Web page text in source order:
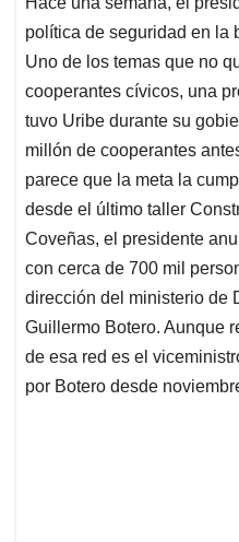
s
A
p
p
b
o
o
k
e
d
I
n
l
a
d
s
política de seguridad en la
Uno de los temas que no
cooperantes cívicos, una
tuvo Uribe durante su
millón de cooperantes
parece que la meta la
desde el último taller
Coveñas, el presidente
con cerca de 700 mil
dirección del ministerio de
Guillermo Botero. Aunque
de esa red es el
por Botero desde